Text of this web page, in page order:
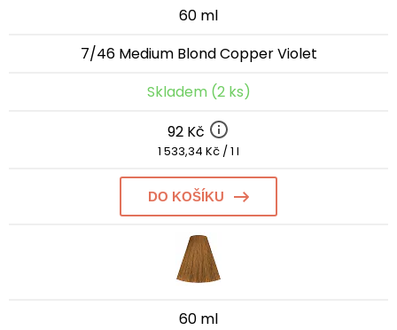
60 ml
7/46 Medium Blond Copper Violet
Skladem (2 ks)
92 Kč
1 533,34 Kč / 1 l
DO KOŠÍKU
60 ml